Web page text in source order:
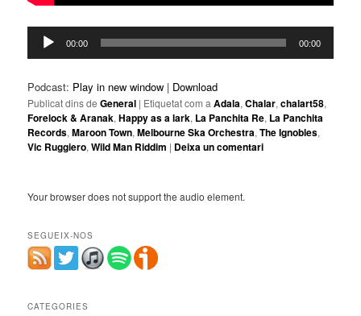
Reproductor
d'àudio
00:00 00:00
Podcast: Play in new window | Download
Publicat dins de General | Etiquetat com aAdala,Chalar,chalart58,
Forelock & Aranak,Happy as a lark, La Panchita Re, La Panchita
Records,Maroon Town,Melbourne Ska Orchestra,The Ignobles,
Vic Ruggiero,Wild Man Riddim | Deixa un comentari
Your browser does not support the audio element.
SEGUEIX-NOS
CATEGORIES